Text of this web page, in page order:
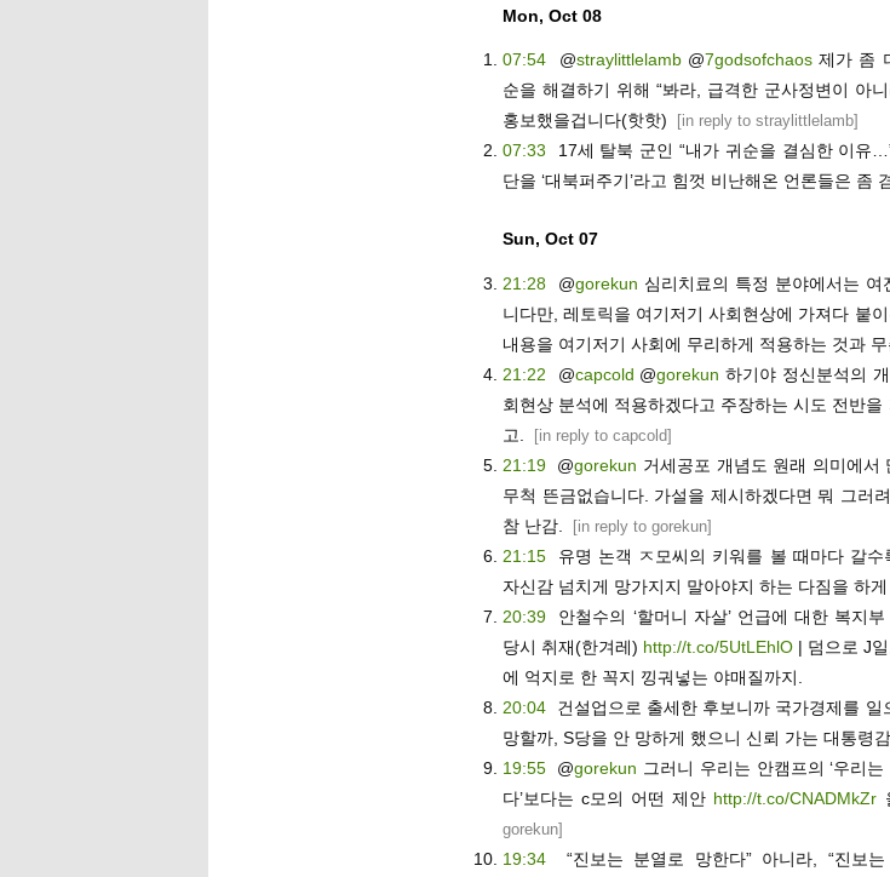
Mon, Oct 08
07:54 @straylittlelamb@7godsofchaos제가 좀
순을 해결하기 위해 “봐라, 급격한 군사정변이 아
홍보했을겁니다(핫핫) [in reply to straylittlelamb]
07:33 17세 탈북 군인 “내가 귀순을 결심한 이유
단을 ‘대북퍼주기’라고 힘껏 비난해온 언론들은 좀
Sun, Oct 07
21:28 @gorekun 심리치료의 특정 분야에서는
니다만, 레토릭을 여기저기 사회현상에 가져다 붙
내용을 여기저기 사회에 무리하게 적용하는 것과
21:22 @capcold @gorekun 하기야 정신분석의
회현상 분석에 적용하겠다고 주장하는 시도 전반
고.
[in reply to capcold]
21:19 @gorekun 거세공포 개념도 원래 의미에서
무척 뜬금없습니다. 가설을 제시하겠다면 뭐 그러
참 난감.
[in reply to gorekun]
21:15
유명 논객 ㅈ모씨의 키워를 볼 때마다 갈
자신감 넘치게 망가지지 말아야지 하는 다짐을 하게
20:39
안철수의 ‘할머니 자살’ 언급에 대한 복지
당시 취재(한겨레) http://t.co/5UtLEhlO| 덤으로 J일
에 억지로 한 꼭지 낑궈넣는 야매질까지.
20:04
건설업으로 출세한 후보니까 국가경제를
망할까, S당을 안 망하게 했으니 신뢰 가는 대통령
19:55
@gorekun 그러니 우리는 안캠프의 ‘우리
다’보다는 c모의 어떤 제안 http://t.co/CNADMkZr
gorekun]
19:34
“진보는 분열로 망한다” 아니라, “진보